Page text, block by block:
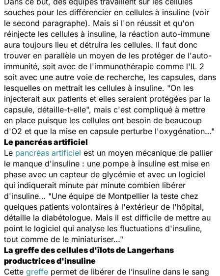
souches pour les différencier en cellules à insuline (voir
le second paragraphe). Mais si l'on réussit et qu'on
réinjecte les cellules à insuline, la réaction auto-immune
aura toujours lieu et détruira les cellules. Il faut donc
trouver en parallèle un moyen de les protéger de l'auto-
immunité, soit avec de l'immunothérapie comme l'IL 2
soit avec une autre voie de recherche, les capsules, dans
lesquelles on mettrait les cellules à insuline. "On les
injecterait aux patients et elles seraient protégées par la
capsule, détaille-t-elle", mais c'est compliqué à mettre
en place puisque les cellules ont besoin de beaucoup
d'O2 et que la mise en capsule perturbe l'oxygénation…"
Le pancréas artificiel
Le pancréas artificiel est un moyen mécanique de pallier
le manque d'insuline : une pompe à insuline est mise en
phase avec un capteur de glycémie et avec un logiciel
qui indiquerait minute par minute combien libérer
d'insuline… "Une équipe de Montpellier la teste chez
quelques patients volontaires à l'extérieur de l'hôpital,
détaille la diabétologue. Mais il est difficile de mettre au
point le logiciel qui analyse les fluctuations d'insuline,
tout comme de le miniaturiser…"
La greffe des cellules d'îlots de Langerhans
productrices d'insuline
Cette greffe permet de libérer de l’insuline dans le sang